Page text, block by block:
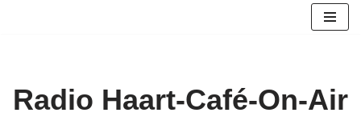
Radio Haart-Café-On-Air